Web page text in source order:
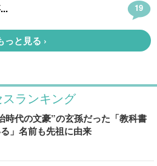
スランキング
時代の文豪”の玄孫だった「教科書
」名前も先祖に由来